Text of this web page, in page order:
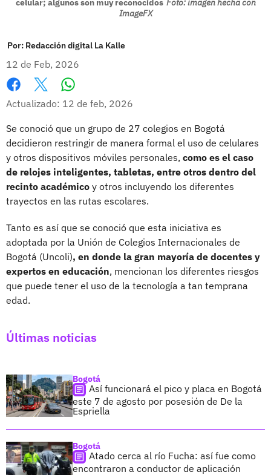
ImageFX
Por: Redacción digital La Kalle
12 de Feb, 2026
Facebook
X
Actualizado: 12 de feb, 2026
Se conoció que un grupo de 27 colegios en Bogotá
decidieron restringir de manera formal el uso de celulares
y otros dispositivos móviles personales, como es el caso
de relojes inteligentes, tabletas, entre otros dentro del
recinto académico y otros incluyendo los diferentes
trayectos en las rutas escolares.
Tanto es así que se conoció que esta iniciativa es
adoptada por la Unión de Colegios Internacionales de
Bogotá (Uncoli), en donde la gran mayoría de docentes y
expertos en educación, mencionan los diferentes riesgos
que puede tener el uso de la tecnología a tan temprana
edad.
Últimas noticias
Bogotá
Así funcionará el pico y placa en Bogotá
este 7 de agosto por posesión de De la
Espriella
Bogotá
Atado cerca al río Fucha: así fue como
encontraron a conductor de aplicación